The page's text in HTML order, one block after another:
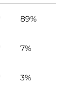
89%
7%
3%